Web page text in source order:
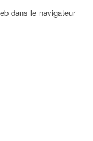
dans le navigateur